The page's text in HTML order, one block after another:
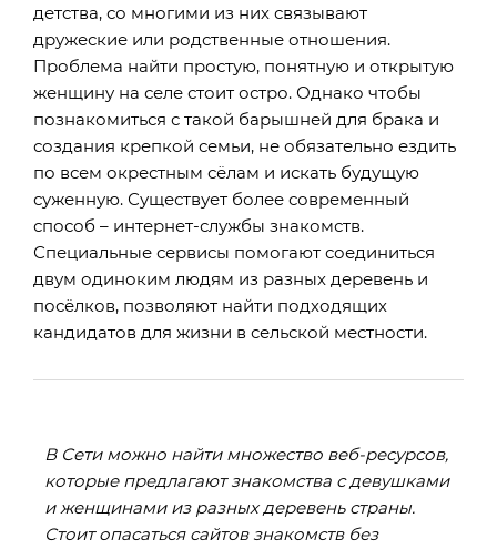
детства, со многими из них связывают
дружеские или родственные отношения.
Проблема найти простую, понятную и открытую
женщину на селе стоит остро. Однако чтобы
познакомиться с такой барышней для брака и
создания крепкой семьи, не обязательно ездить
по всем окрестным сёлам и искать будущую
суженную. Существует более современный
способ – интернет-службы знакомств.
Специальные сервисы помогают соединиться
двум одиноким людям из разных деревень и
посёлков, позволяют найти подходящих
кандидатов для жизни в сельской местности.
В Сети можно найти множество веб-ресурсов,
которые предлагают знакомства с девушками
и женщинами из разных деревень страны.
Стоит опасаться сайтов знакомств без